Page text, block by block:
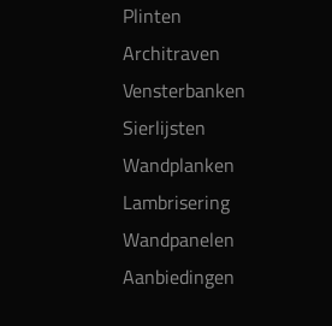
Plinten
Architraven
Vensterbanken
Sierlijsten
Wandplanken
Lambrisering
Wandpanelen
Aanbiedingen